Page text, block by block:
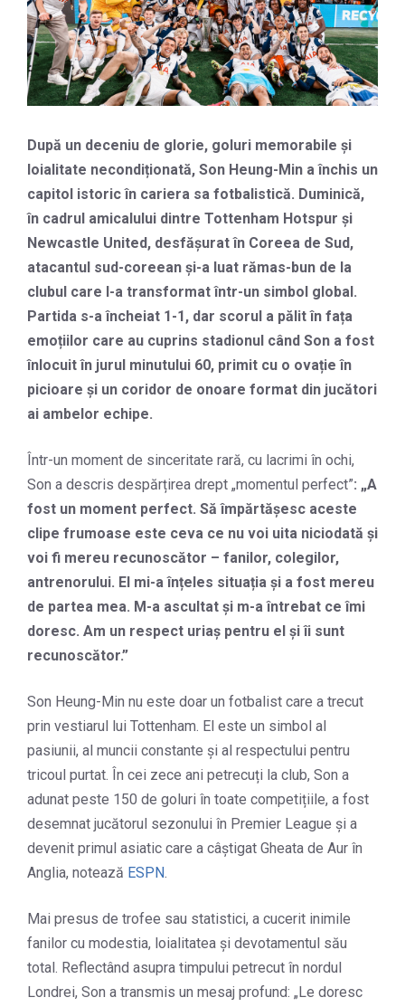
După un deceniu de glorie, goluri memorabile și
loialitate necondiționată, Son Heung-Min a închis un
capitol istoric în cariera sa fotbalistică. Duminică,
în cadrul amicalului dintre Tottenham Hotspur și
Newcastle United, desfășurat în Coreea de Sud,
atacantul sud-coreean și-a luat rămas-bun de la
clubul care l-a transformat într-un simbol global.
Partida s-a încheiat 1-1, dar scorul a pălit în fața
emoțiilor care au cuprins stadionul când Son a fost
înlocuit în jurul minutului 60, primit cu o ovație în
picioare și un coridor de onoare format din jucători
ai ambelor echipe.
Într-un moment de sinceritate rară, cu lacrimi în ochi,
Son a descris despărțirea drept „momentul perfect”: „A
fost un moment perfect. Să împărtășesc aceste
clipe frumoase este ceva ce nu voi uita niciodată și
voi fi mereu recunoscător – fanilor, colegilor,
antrenorului. El mi-a înțeles situația și a fost mereu
de partea mea. M-a ascultat și m-a întrebat ce îmi
doresc. Am un respect uriaș pentru el și îi sunt
recunoscător.”
Son Heung-Min nu este doar un fotbalist care a trecut
prin vestiarul lui Tottenham. El este un simbol al
pasiunii, al muncii constante și al respectului pentru
tricoul purtat. În cei zece ani petrecuți la club, Son a
adunat peste 150 de goluri în toate competițiile, a fost
desemnat jucătorul sezonului în Premier League și a
devenit primul asiatic care a câștigat Gheata de Aur în
Anglia, notează ESPN.
Mai presus de trofee sau statistici, a cucerit inimile
fanilor cu modestia, loialitatea și devotamentul său
total. Reflectând asupra timpului petrecut în nordul
Londrei, Son a transmis un mesaj profund: „Le doresc